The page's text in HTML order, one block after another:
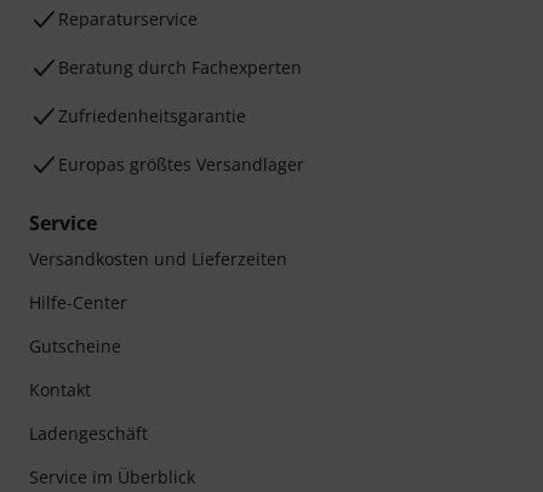
Reparaturservice
Beratung durch Fachexperten
Zufriedenheitsgarantie
Europas größtes Versandlager
Service
Versandkosten und Lieferzeiten
Hilfe-Center
Gutscheine
Kontakt
Ladengeschäft
Service im Überblick